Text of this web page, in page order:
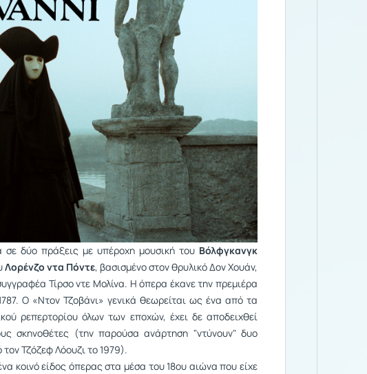
δύο πράξεις με υπέροχη μουσική του Βόλφγκανγκ
Λορένζο ντα Πόντε, βασισμένο στον θρυλικό Δον Χουάν,
Τίρσο ντε Μολίνα. Η όπερα έκανε την πρεμιέρα
Ο «Ντον Τζοβάνι» γενικά θεωρείται ως ένα από τα
ρεπερτορίου όλων των εποχών, έχει δε αποδειχθεί
σκηνοθέτες (την παρούσα ανάρτηση "ντύνουν" δυο
τονΤζόζεφ Λόουζι το 1979).
κοινό είδος όπερας στα μέσα του 18ου αιώνα που είχε